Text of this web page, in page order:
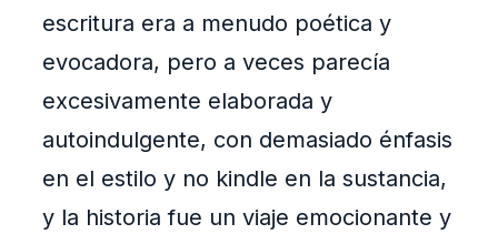
escritura era a menudo poética y
evocadora, pero a veces parecía
excesivamente elaborada y
autoindulgente, con demasiado énfasis
en el estilo y no kindle en la sustancia,
y la historia fue un viaje emocionante y